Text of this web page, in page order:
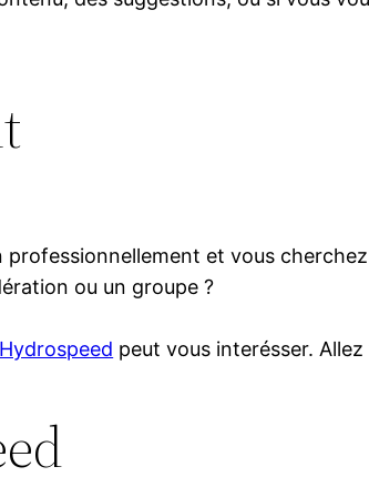
et vous cherchez
ou un groupe ?
peut vous interésser.